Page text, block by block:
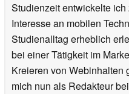
Studienzeit entwickelte
Interesse an mobilen
Studienalltag erheblich
bei einer Tätigkeit im
Kreieren von Webinhalten
mich nun als Redakteur